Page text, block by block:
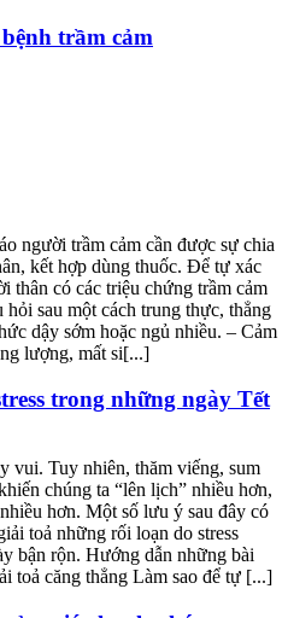
trầm cảm
người trầm cảm cần được sự chia
kết hợp dùng thuốc. Để tự xác
thân có các triệu chứng trầm cảm
sau một cách trung thực, thẳng
dậy sớm hoặc ngủ nhiều. – Cảm
lượng, mất si[...]
trong những ngày Tết
vui. Tuy nhiên, thăm viếng, sum
chúng ta “lên lịch” nhiều hơn,
hơn. Một số lưu ý sau đây có
toả những rối loạn do stress
bận rộn. Hướng dẫn những bài
toả căng thẳng Làm sao để tự [...]